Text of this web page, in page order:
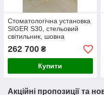
Стоматологічна установка
SIGER S30, стельовий
світильник, шовна
обшивка
262 700 ₴
Купити
Акційні пропозиції та